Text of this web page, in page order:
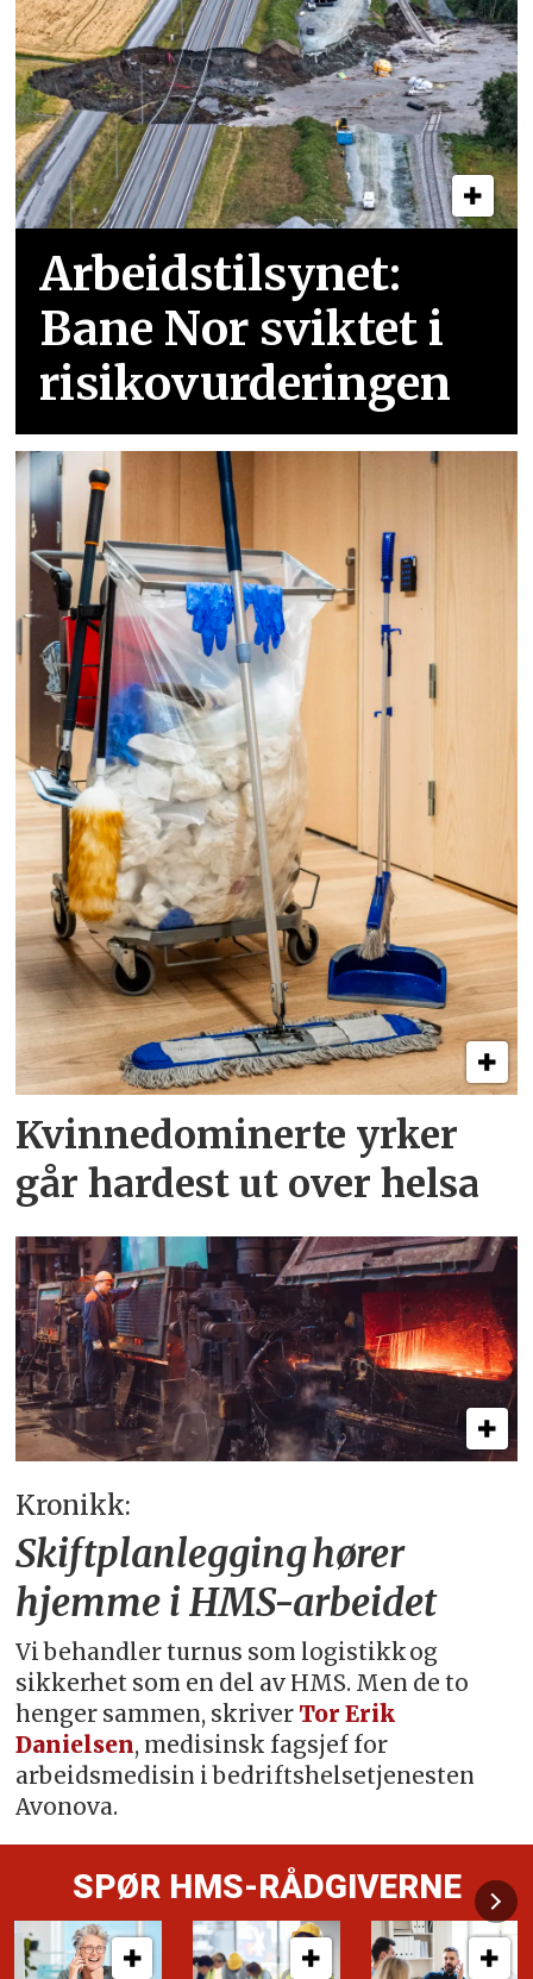
Arbeidstilsynet:
Bane Nor sviktet i
risikovurderingen
Kvinnedominerte yrker
går hardest ut over helsa
Kronikk:
Skiftplanlegging hører
hjemme i HMS-arbeidet
Vi behandler turnus som logistikk og
sikkerhet som en del av HMS. Men de to
henger sammen, skriver Tor Erik
Danielsen, medisinsk fagsjef for
arbeidsmedisin i bedriftshelsetjenesten
Avonova.
SPØR HMS-RÅDGIVERNE